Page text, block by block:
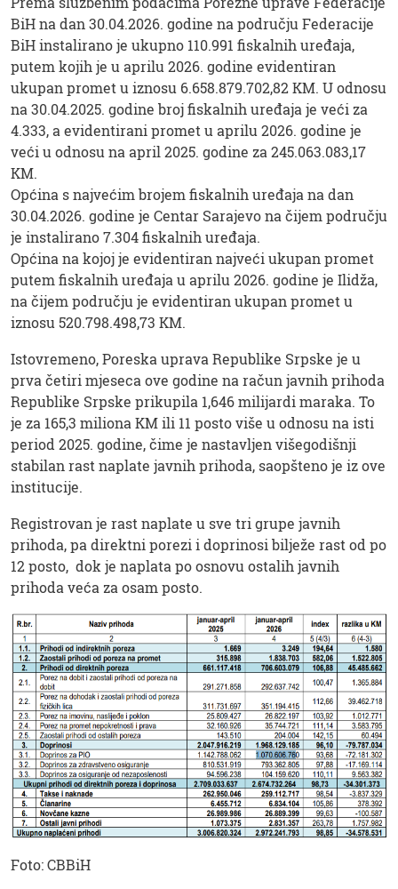
BiH na dan 30.04.2026. godine na području Federacije
BiH instalirano je ukupno 110.991 fiskalnih uređaja,
putem kojih je u aprilu 2026. godine evidentiran
ukupan promet u iznosu 6.658.879.702,82 KM. U odnosu
na 30.04.2025. godine broj fiskalnih uređaja je veći za
4.333, a evidentirani promet u aprilu 2026. godine je
veći u odnosu na april 2025. godine za 245.063.083,17
KM.
Općina s najvećim brojem fiskalnih uređaja na dan
30.04.2026. godine je Centar Sarajevo na čijem području
je instalirano 7.304 fiskalnih uređaja.
Općina na kojoj je evidentiran najveći ukupan promet
putem fiskalnih uređaja u aprilu 2026. godine je Ilidža,
na čijem području je evidentiran ukupan promet u
iznosu 520.798.498,73 KM.
Istovremeno, Poreska uprava Republike Srpske je u
prva četiri mjeseca ove godine na račun javnih prihoda
Republike Srpske prikupila 1,646 milijardi maraka. To
je za 165,3 miliona KM ili 11 posto više u odnosu na isti
period 2025. godine, čime je nastavljen višegodišnji
stabilan rast naplate javnih prihoda, saopšteno je iz ove
institucije.
Registrovan je rast naplate u sve tri grupe javnih
prihoda, pa direktni porezi i doprinosi bilježe rast od po
12 posto, dok je naplata po osnovu ostalih javnih
prihoda veća za osam posto.
Foto: CBBiH